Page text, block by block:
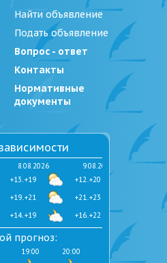
Найти объявление
Подать объявление
Вопрос - ответ
Контакты
Нормативные
документы
8.08.2026
+13..+19
+19..+21
+14..+19
9.08.2026
+12..+20
+21..+23
+16..+22
прогноз:
19:00 20:00 21:00